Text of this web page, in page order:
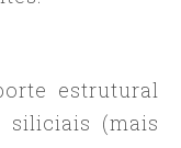
estrutural
siliciais (mais